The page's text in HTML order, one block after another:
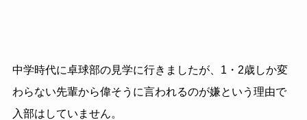
中学時代に卓球部の見学に行きましたが、1・2歳しか変
わらない先輩から偉そうに言われるのが嫌という理由で
入部はしていません。